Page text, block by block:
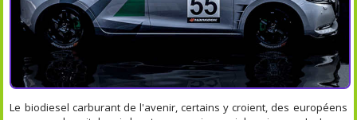
Le biodiesel carburant de l'avenir, certains y croient, des européens